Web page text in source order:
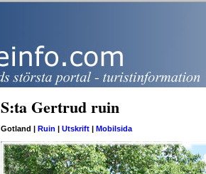
S:ta Gertrud ruin
Gotland | Ruin | Utskrift | Mobilsida